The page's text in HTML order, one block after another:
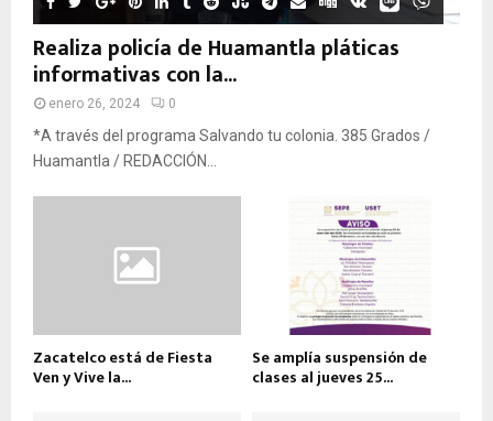
Realiza policía de Huamantla pláticas
informativas con la...
enero 26, 2024 0
*A través del programa Salvando tu colonia. 385 Grados /
Huamantla / REDACCIÓN...
Zacatelco está de Fiesta
Ven y Vive la...
Se amplía suspensión de
clases al jueves 25...